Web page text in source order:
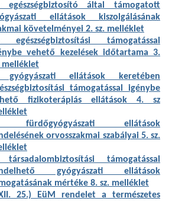
egészségbiztosító által támogatott
ellátások kiszolgálásának
követelményei 2. sz. melléklet
egészségbiztosítási támogatással
vehető kezelések időtartama 3.
melléklet
ellátások keretében
támogatással igénybe
fizikoterápiás ellátások 4. sz
fürdőgyógyászati ellátások
orvosszakmai szabályai 5. sz.
támogatással
gyógyászati ellátások
mértéke 8. sz. melléklet
25.) EüM rendelet a természetes